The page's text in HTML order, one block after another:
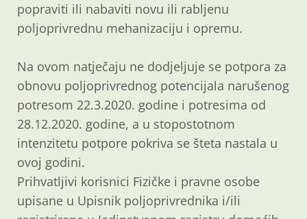
popraviti ili nabaviti novu ili rabljenu
poljoprivrednu mehanizaciju i opremu.
Na ovom natječaju ne dodjeljuje se potpora za
obnovu poljoprivrednog potencijala narušenog
potresom 22.3.2020. godine i potresima od
28.12.2020. godine, a u stopostotnom
intenzitetu potpore pokriva se šteta nastala u
ovoj godini.
Prihvatljivi korisnici Fizičke i pravne osobe
upisane u Upisnik poljoprivrednika i/ili